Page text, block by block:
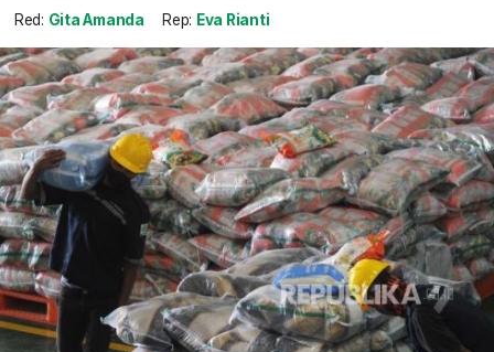
Red: Gita Amanda Rep: Eva Rianti